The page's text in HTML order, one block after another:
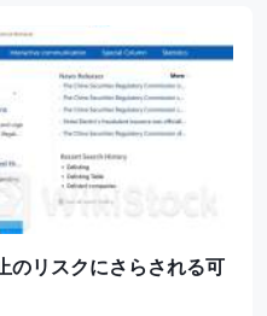
のリスクにさらされる可